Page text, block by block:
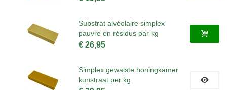
Substrat alvéolaire simplex
pauvre en résidus par kg
€ 26,95
Simplex gewalste honingkamer
kunstraat per kg